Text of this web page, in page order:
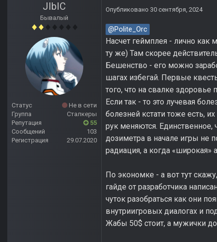
JIbIC
Бывалый
Статус
Не в сети
Группа
Сталкеры
Репутация
55
Сообщений
103
Регистрация
29.07.2020
Опубликовано 30 сентября, 2024
@Polite_Orc
Насчет геймплея - лично как
ту же) Там скорее
Бешенство - его можно
шагах избегай. Первые
того, что на свалке здоровье
Если так - то это лучевая
болезней кстати тоже есть,
рук меняются. Единственное,
дозиметра в начале игры не
радиация, а когда
По экономке - а вот тут
гайде от разработчика
чуток разобраться как они
внутриигровых диалогах и
Жабы 50$ стоит, а мужички